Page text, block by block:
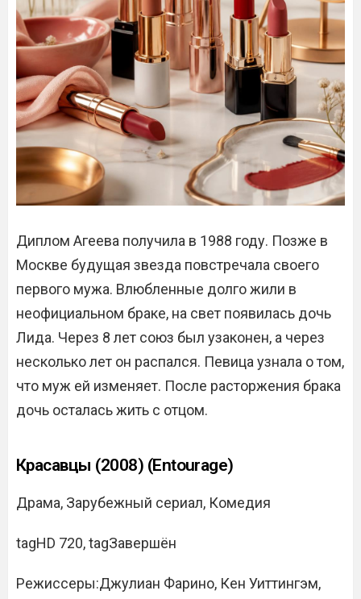
Диплом Агеева получила в 1988 году. Позже в
Москве будущая звезда повстречала своего
первого мужа. Влюбленные долго жили в
неофициальном браке, на свет появилась дочь
Лида. Через 8 лет союз был узаконен, а через
несколько лет он распался. Певица узнала о том,
что муж ей изменяет. После расторжения брака
дочь осталась жить с отцом.
Красавцы (2008) (Entourage)
Драма, Зарубежный сериал, Комедия
tagHD 720, tagЗавершён
Режиссеры:Джулиан Фарино, Кен Уиттингэм,